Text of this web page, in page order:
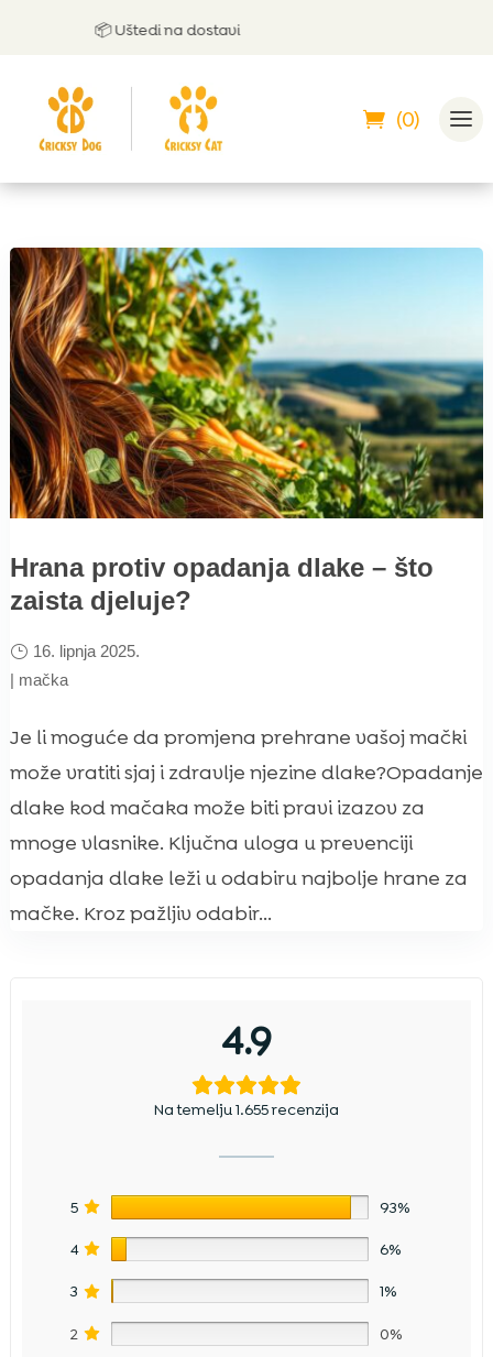
📦 Uštedi na dostavi
(0)
Hrana protiv opadanja dlake – što
zaista djeluje?
16. lipnja 2025.
| mačka
Je li moguće da promjena prehrane vašoj mački
može vratiti sjaj i zdravlje njezine dlake?Opadanje
dlake kod mačaka može biti pravi izazov za
mnoge vlasnike. Ključna uloga u prevenciji
opadanja dlake leži u odabiru najbolje hrane za
mačke. Kroz pažljiv odabir...
4.9
Na temelju 1.655 recenzija
5 93%
4 6%
3 1%
2 0%